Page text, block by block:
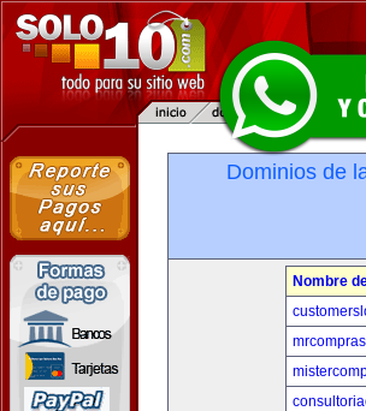
Dominios de
Nombre